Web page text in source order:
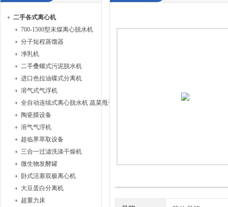
二手各式离心机
700-1500型末煤离心脱水机
分子短程蒸馏器
净乳机
二手叠螺式污泥脱水机
进口色拉油碟式分离机
溶气式气浮机
全自动连续式离心脱水机 蔬菜甩干机
陶瓷膜设备
溶气气浮机
超临界萃取设备
三合一过滤洗涤干燥机
微生物发酵罐
卧式活塞双极离心机
大豆蛋白分离机
超重力床